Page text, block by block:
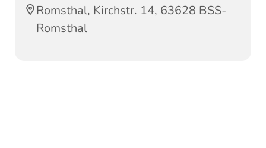
Romsthal, Kirchstr. 14, 63628 BSS-
Romsthal